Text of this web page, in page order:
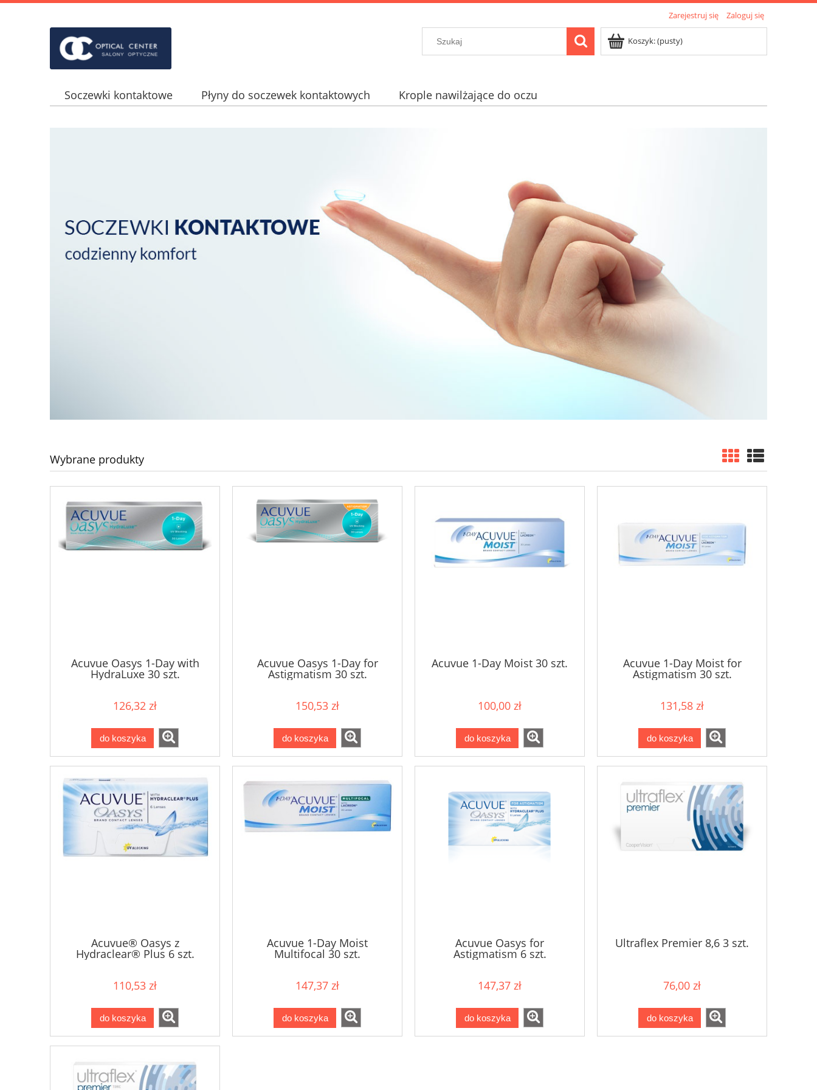
Zarejestruj się Zaloguj się
Koszyk:(pusty)
Soczewki kontaktowe Płyny do soczewek kontaktowych Krople nawilżające do oczu
Wybrane produkty
Acuvue Oasys 1-Day with
HydraLuxe 30 szt.
126,32 zł
do koszyka
Acuvue Oasys 1-Day for
Astigmatism 30 szt.
150,53 zł
do koszyka
Acuvue 1-Day Moist 30 szt.
100,00 zł
do koszyka
Acuvue 1-Day Moist for
Astigmatism 30 szt.
131,58 zł
do koszyka
Acuvue® Oasys z
Hydraclear® Plus 6 szt.
110,53 zł
do koszyka
Acuvue 1-Day Moist
Multifocal 30 szt.
147,37 zł
do koszyka
Acuvue Oasys for
Astigmatism 6 szt.
147,37 zł
do koszyka
Ultraflex Premier 8,6 3 szt.
76,00 zł
do koszyka